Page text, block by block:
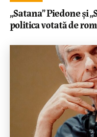
„Satana” Piedone și
politica votată de